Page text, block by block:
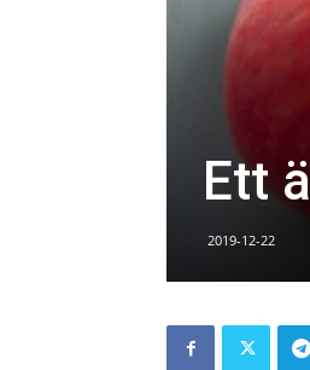
Ett
2019-12-22